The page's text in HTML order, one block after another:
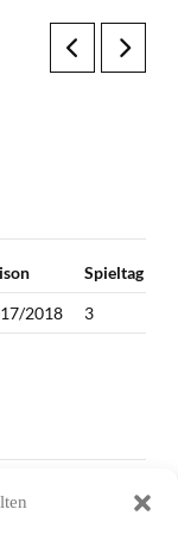
Spieltag
2018 3
Endergebnis